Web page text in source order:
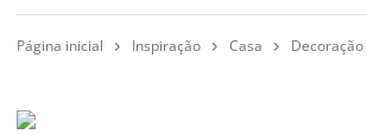
Página inicial  Inspiração  Casa  Decoração